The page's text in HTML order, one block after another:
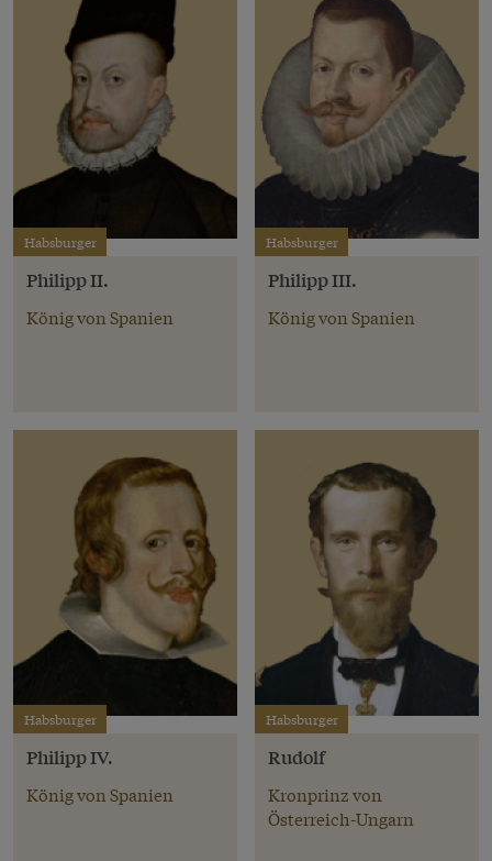
Habsburger
Philipp II.
König von Spanien
Habsburger
Philipp III.
König von Spanien
Habsburger
Philipp IV.
König von Spanien
Habsburger
Rudolf
Kronprinz von
Österreich-Ungarn